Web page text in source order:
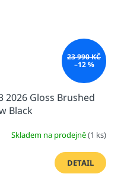
23 990 KČ
–12 %
2026 Gloss Brushed
Black
Skladem na prodejně(1 ks)
DETAIL